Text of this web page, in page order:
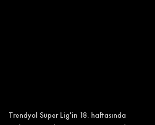
Trendyol Süper Lig'in 18. haftasında